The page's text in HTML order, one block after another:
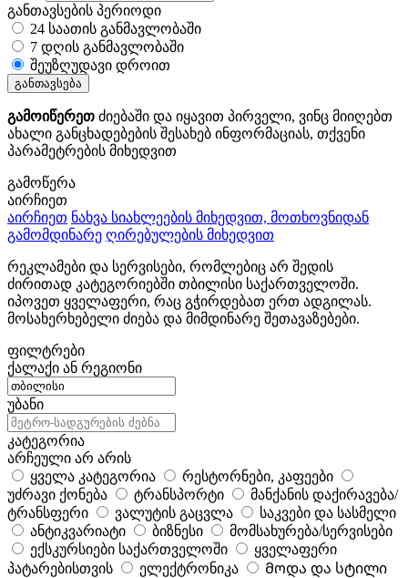
განთავსების პერიოდი
24 საათის განმავლობაში
7 დღის განმავლობაში
შეუზღუდავი დროით
განთავსება
გამოიწერეთ ძიებაში და იყავით პირველი, ვინც მიიღებთ
ახალი განცხადებების შესახებ ინფორმაციას, თქვენი
პარამეტრების მიხედვით
გამოწერა
აირჩიეთ
აირჩიეთ ნახვა სიახლეების მიხედვით, მოთხოვნიდან
გამომდინარე ღირებულების მიხედვით
რეკლამები და სერვისები, რომლებიც არ შედის
ძირითად კატეგორიებში თბილისი საქართველოში.
იპოვეთ ყველაფერი, რაც გჭირდებათ ერთ ადგილას.
მოსახერხებელი ძიება და მიმდინარე შეთავაზებები.
ფილტრები
ქალაქი ან რეგიონი
უბანი
კატეგორია
არჩეული არ არის
ყველა კატეგორია
რესტორნები, კაფეები
უძრავი ქონება
ტრანსპორტი
მანქანის დაქირავება/
ტრანსფერი
ვალუტის გაცვლა
საკვები და სასმელი
ანტიკვარიატი
ბიზნესი
მომსახურება/სერვისები
ექსკურსიები საქართველოში
ყველაფერი
პატარებისთვის
ელექტრონიკა
Მოდა და სტილი